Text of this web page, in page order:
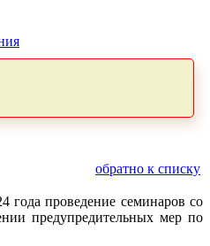
обратно к списку
года проведение семинаров со
предупредительных мер по